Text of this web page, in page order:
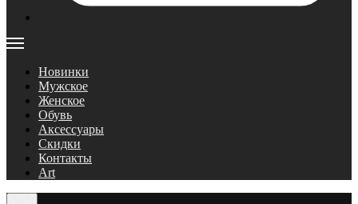
Новинки
Мужское
Женское
Обувь
Аксессуары
Скидки
Контакты
Art